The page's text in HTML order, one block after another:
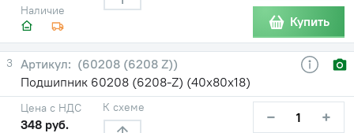
Наличие
Купить
3
(60208 (6208 Z))
Подшипник 60208 (6208-Z) (40х80х18)
Цена с НДС
348 руб.
К схеме − +